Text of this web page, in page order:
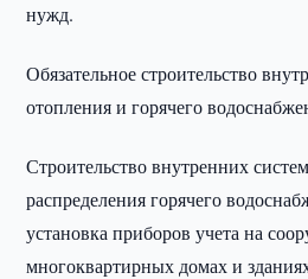
нужд.
Обязательное строительство
отопления и горячего
Строительство внутренних
распределения горячего
установка приборов учета на
многоквартирных домах и